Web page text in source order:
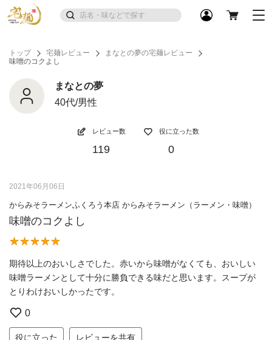
トップ 宅麺レビュー
まなとの夢の宅麺レビュー
味噌のコクよし
まなとの夢
40代/男性
レビュー数
119
役に立った数
0
2021年06月06日
からみそラーメンふくろう本店 からみそラーメン（ラーメン・味噌）
味噌のコクよし
期待以上のおいしさでした。赤いから味噌がなくても、おいしい
味噌ラーメンとして十分に勝負できる味だと思います。スープが
とりわけおいしかったです。
0
役に立った レビューを共有